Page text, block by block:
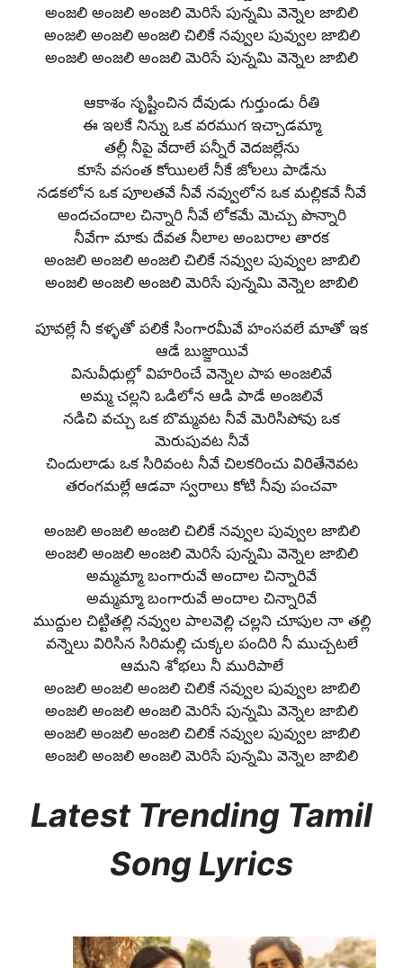
అంజలి అంజలి అంజలి మెరిసే పున్నమి వెన్నెల జాబిలి
అంజలి అంజలి అంజలి చిలికే నవ్వుల పువ్వుల జాబిలి
అంజలి అంజలి అంజలి మెరిసే పున్నమి వెన్నెల జాబిలి
ఆకాశం సృష్టించిన దేవుడు గుర్తుండు రీతి
ఈ ఇలకే నిన్ను ఒక వరముగ ఇచ్చాడమ్మా
తల్లీ నీపై వేదాలే పన్నీరే వెదజల్లేను
కూసే వసంత కోయిలలే నీకే జోలలు పాడేను
నడకలోన ఒక పూలతవే నీవే నవ్వులోన ఒక మల్లికవే నీవే
అందచందాల చిన్నారి నీవే లోకమే మెచ్చు పొన్నారి
నీవేగా మాకు దేవత నీలాల అంబరాల తారక
అంజలి అంజలి అంజలి చిలికే నవ్వుల పువ్వుల జాబిలి
అంజలి అంజలి అంజలి మెరిసే పున్నమి వెన్నెల జాబిలి
పూవల్లే నీ కళ్ళతో పలికే సింగారమీవే హంసవలే మాతో ఇక
ఆడే బుజ్జాయివే
వినువీధుల్లో విహరించే వెన్నెల పాప అంజలివే
అమ్మ చల్లని ఒడిలోన ఆడి పాడే అంజలివే
నడిచి వచ్చు ఒక బొమ్మవట నీవే మెరిసిపోవు ఒక
మెరుపువట నీవే
చిందులాడు ఒక సిరివంట నీవే చిలకరించు విరితేనెవట
తరంగమల్లే ఆడవా స్వరాలు కోటి నీవు పంచవా
అంజలి అంజలి అంజలి చిలికే నవ్వుల పువ్వుల జాబిలి
అంజలి అంజలి అంజలి మెరిసే పున్నమి వెన్నెల జాబిలి
అమ్మమ్మా బంగారువే అందాల చిన్నారివే
అమ్మమ్మా బంగారువే అందాల చిన్నారివే
ముద్దుల చిట్టితల్లి నవ్వుల పాలవెల్లి చల్లని చూపుల నా తల్లి
వన్నెలు విరిసిన సిరిమల్లి చుక్కల పందిరి నీ ముచ్చటలే
ఆమని శోభలు నీ మురిపాలే
అంజలి అంజలి అంజలి చిలికే నవ్వుల పువ్వుల జాబిలి
అంజలి అంజలి అంజలి మెరిసే పున్నమి వెన్నెల జాబిలి
అంజలి అంజలి అంజలి చిలికే నవ్వుల పువ్వుల జాబిలి
అంజలి అంజలి అంజలి మెరిసే పున్నమి వెన్నెల జాబిలి
Latest Trending Tamil
Song Lyrics